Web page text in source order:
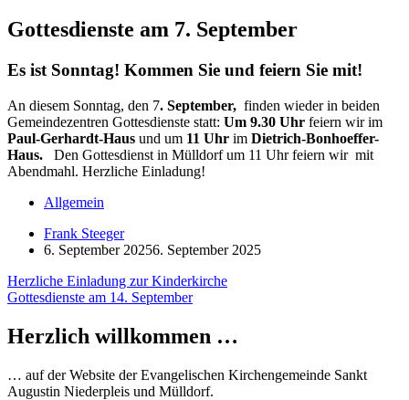
Gottesdienste am 7. September
Es ist Sonntag! Kommen Sie und feiern Sie mit!
An diesem Sonntag, den 7. September, finden wieder in beiden
Gemeindezentren Gottesdienste statt: Um 9.30 Uhr feiern wir im
Paul-Gerhardt-Haus und um 11 Uhr im Dietrich-Bonhoeffer-
Haus.
Den Gottesdienst in Mülldorf um 11 Uhr feiern wir mit
Abendmahl. Herzliche Einladung!
Allgemein
Frank Steeger
6. September 20256. September 2025
Beitragsnavigation
Herzliche Einladung zur Kinderkirche
Gottesdienste am 14. September
Herzlich willkommen …
… auf der Website der Evangelischen Kirchengemeinde Sankt
Augustin Niederpleis und Mülldorf.